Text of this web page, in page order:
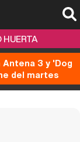
3 y 'Dog
del martes